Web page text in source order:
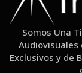
Somos Una
Audiovisuales
Exclusivos y de